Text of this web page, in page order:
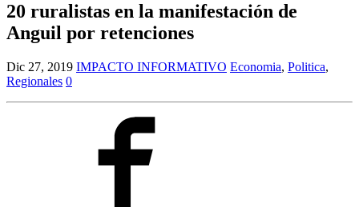
20 ruralistas en la manifestación de
Anguil por retenciones
Dic 27, 2019 IMPACTO INFORMATIVO Economia, Politica,
Regionales 0